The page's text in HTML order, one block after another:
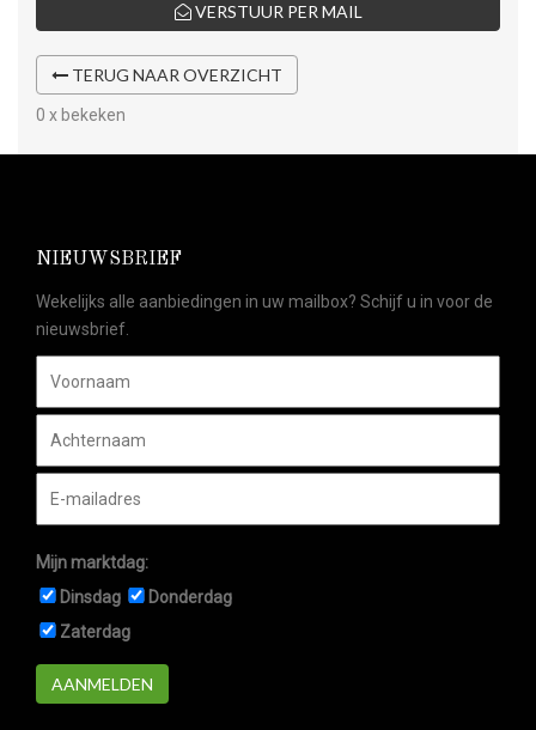
VERSTUUR PER MAIL
TERUG NAAR OVERZICHT
0 x bekeken
NIEUWSBRIEF
Wekelijks alle aanbiedingen in uw mailbox? Schijf u in voor de
nieuwsbrief.
Mijn marktdag:
Dinsdag
Donderdag
Zaterdag
AANMELDEN